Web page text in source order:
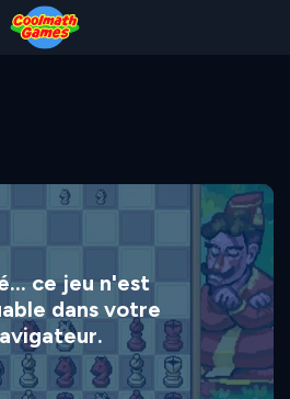
ce jeu n'est
dans votre